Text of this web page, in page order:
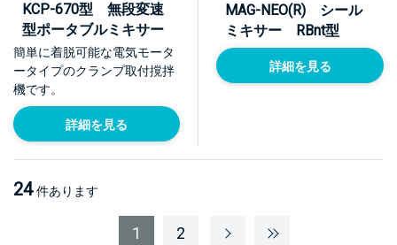
KCP-670型 無段変速
型ポータブルミキサー
簡単に着脱可能な電気モータ
ータイプのクランプ取付撹拌
機です。
詳細を見る
MAG-NEO(R) シール
ミキサー RBnt型
詳細を見る
24 件あります
1 2